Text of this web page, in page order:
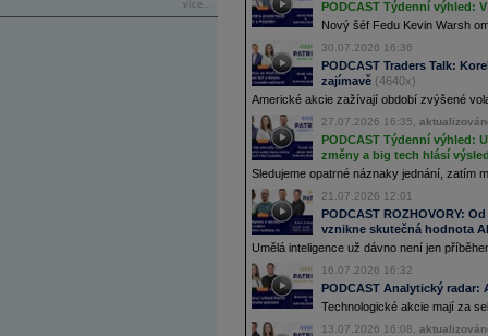
více...
PODCAST Týdenní výhled:
Nový šéf Fedu Kevin Warsh
30.07.2026 16:36
PODCAST Traders Talk:
zajímavě (4640x)
Americké akcie zažívají období zvýšené
27.07.2026 16:35,
PODCAST Týdenní výhled:
změny a big tech hlásí
Sledujeme opatrné náznaky jednání, zatím
21.07.2026 12:01
PODCAST ROZHOVORY:
vznikne skutečná hodnota AI
Umělá inteligence už dávno není jen
16.07.2026 16:32
PODCAST Analytický
Technologické akcie mají za
13.07.2026 16:08,